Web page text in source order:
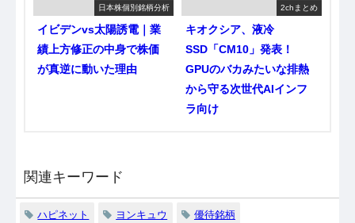
日本株個別銘柄分析
イビデンvs太陽誘電｜業
績上方修正の中身で株価
が真逆に動いた理由
2chまとめ
キオクシア、液冷
SSD「CM10」発表！
GPUのバカみたいな排熱
から守る次世代AIインフ
ラ向け
関連キーワード
ハピネット ヨンキュウ 優待銘柄